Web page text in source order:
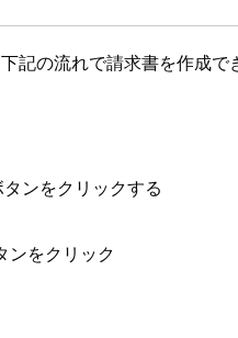
記の流れで請求書を作成で
ンをクリックする
ンをクリック